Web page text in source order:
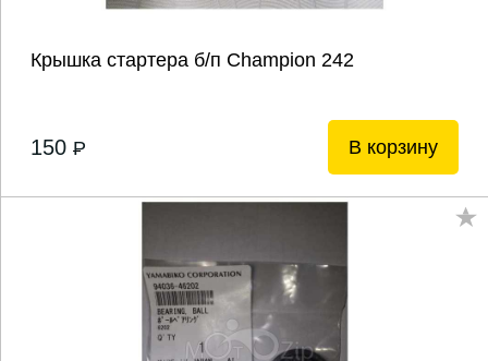
Крышка стартера б/п Champion 242
150 P В корзину